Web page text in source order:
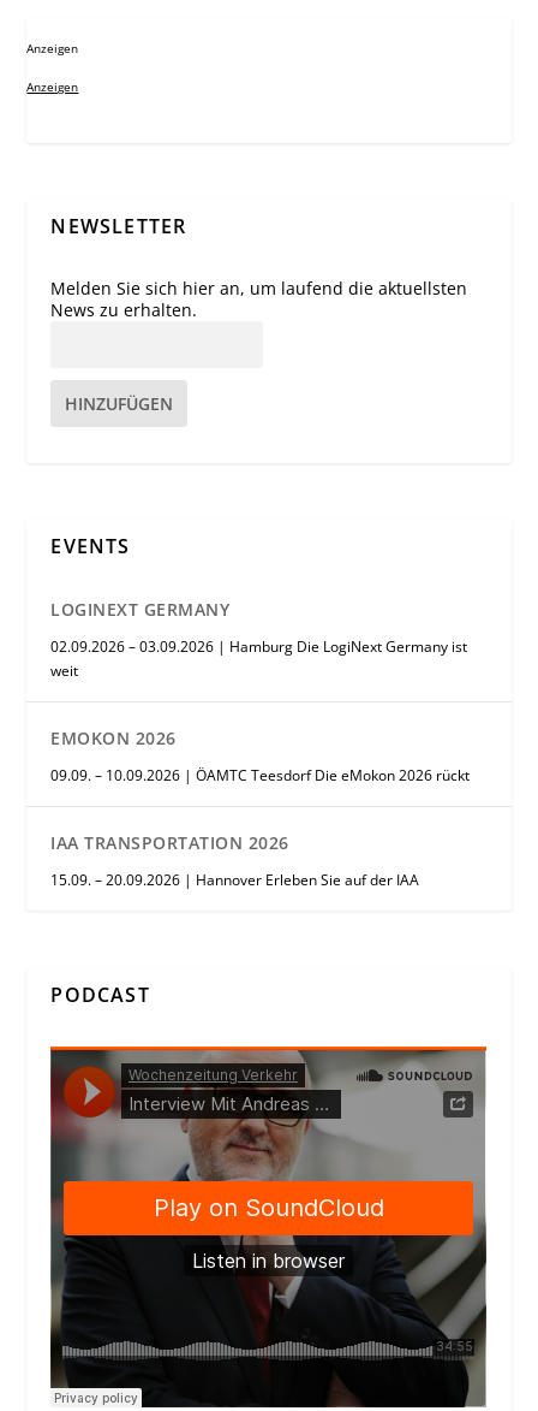
Anzeigen
Anzeigen
NEWSLETTER
Melden Sie sich hier an, um laufend die aktuellsten
News zu erhalten.
HINZUFÜGEN
EVENTS
LOGINEXT GERMANY
02.09.2026 – 03.09.2026 | Hamburg Die LogiNext Germany ist
weit
EMOKON 2026
09.09. – 10.09.2026 | ÖAMTC Teesdorf Die eMokon 2026 rückt
IAA TRANSPORTATION 2026
15.09. – 20.09.2026 | Hannover Erleben Sie auf der IAA
PODCAST